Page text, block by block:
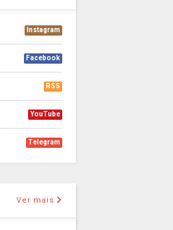
Instagram
Facebook
RSS
YouTube
Telegram
Ver mais